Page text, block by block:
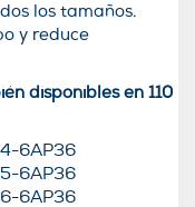
los tamaños.
y reduce
disponibles en 110
6AP36
6AP36
6AP36